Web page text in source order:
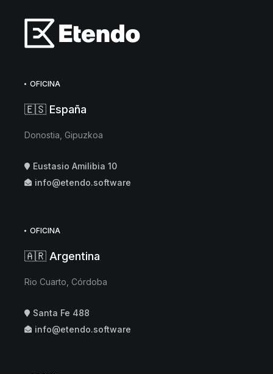
OFICINA
🇪🇸 España
Donostia, Gipuzkoa
Eustasio Amilibia 10
info@etendo.software
OFICINA
🇦🇷 Argentina
Rio Cuarto, Córdoba
Santa Fe 488
info@etendo.software